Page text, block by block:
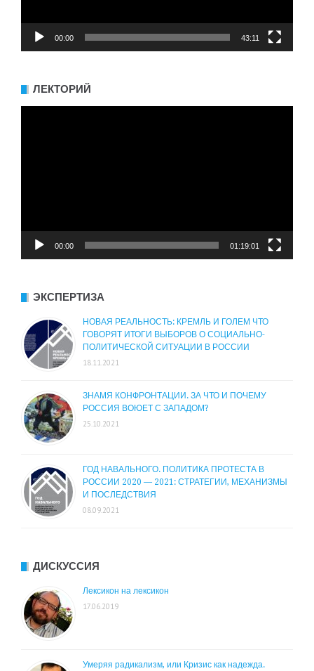
00:00 43:11
ЛЕКТОРИЙ
00:00 01:19:01
ЭКСПЕРТИЗА
НОВАЯ РЕАЛЬНОСТЬ: КРЕМЛЬ И ГОЛЕМ ЧТО
ГОВОРЯТ ИТОГИ ВЫБОРОВ О СОЦИАЛЬНО-
ПОЛИТИЧЕСКОЙ СИТУАЦИИ В РОССИИ
18.11.2021
ЗНАМЯ КОНФРОНТАЦИИ. ЗА ЧТО И ПОЧЕМУ
РОССИЯ ВОЮЕТ С ЗАПАДОМ?
25.10.2021
ГОД НАВАЛЬНОГО. ПОЛИТИКА ПРОТЕСТА В
РОССИИ 2020 — 2021: СТРАТЕГИИ, МЕХАНИЗМЫ
И ПОСЛЕДСТВИЯ
08.09.2021
ДИСКУССИЯ
Лексикон на лексикон
17.06.2019
Умеряя радикализм, или Кризис как надежда.